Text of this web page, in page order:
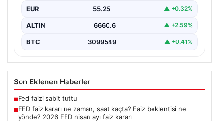
EUR 55.25 ▲ +0.32%
ALTIN 6660.6 ▲ +2.59%
BTC 3099549 ▲ +0.41%
Son Eklenen Haberler
■Fed faizi sabit tuttu
■FED faiz kararı ne zaman, saat kaçta? Faiz beklentisi ne
yönde? 2026 FED nisan ayı faiz kararı